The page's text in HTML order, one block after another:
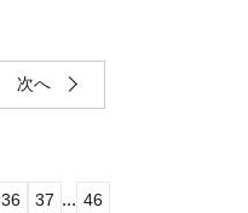
次へ
36 37 ... 46